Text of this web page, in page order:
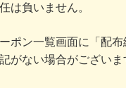
は負いません。
ポン一覧画面に「配布
がない場合がござい